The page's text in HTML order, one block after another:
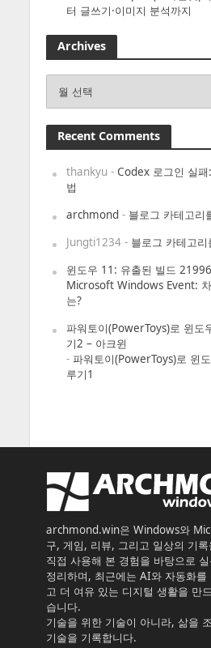
터 글쓰기·이미지 분석까지
Archives
Recent Comments
thankyu - Codex 로그인 실
법
archmond- 블로그 카테고리
Jungti1234- 블로그 카테고
윈도우 11: 유출된 빌드
Microsoft Windows Event:
는?
파워토이(PowerToys)로 윈도
기2 – 아크윈
- 파워토이(PowerToys)로 윈
루기1
archmond.win은 Windows와
구, 게임, 리뷰, 그리고 일상의 기
직접 사용해 본 경험을 바탕으로
정리하며, 최근에는 AI와 자동화를
고 더 여유 있는 디지털 생활을 만
습니다.
기술을 위한 기술이 아니라, 삶을
기술을 기록합니다.